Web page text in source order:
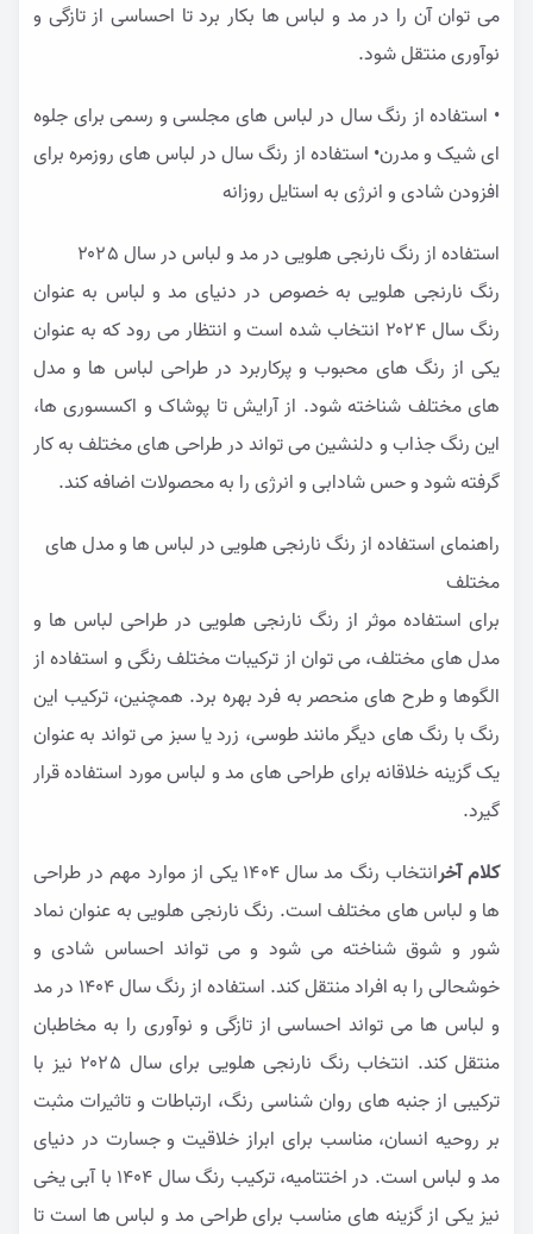
می توان آن را در مد و لباس ها بکار برد تا احساسی از تازگی و
نوآوری منتقل شود.
• استفاده از رنگ سال در لباس های مجلسی و رسمی برای جلوه
ای شیک و مدرن• استفاده از رنگ سال در لباس های روزمره برای
افزودن شادی و انرژی به استایل روزانه
استفاده از رنگ نارنجی هلویی در مد و لباس در سال ۲۰۲5
رنگ نارنجی هلویی به خصوص در دنیای مد و لباس به عنوان
رنگ سال ۲۰۲۴ انتخاب شده است و انتظار می رود که به عنوان
یکی از رنگ های محبوب و پرکاربرد در طراحی لباس ها و مدل
های مختلف شناخته شود. از آرایش تا پوشاک و اکسسوری ها،
این رنگ جذاب و دلنشین می تواند در طراحی های مختلف به کار
گرفته شود و حس شادابی و انرژی را به محصولات اضافه کند.
راهنمای استفاده از رنگ نارنجی هلویی در لباس ها و مدل های
مختلف
برای استفاده موثر از رنگ نارنجی هلویی در طراحی لباس ها و
مدل های مختلف، می توان از ترکیبات مختلف رنگی و استفاده از
الگوها و طرح های منحصر به فرد بهره برد. همچنین، ترکیب این
رنگ با رنگ های دیگر مانند طوسی، زرد یا سبز می تواند به عنوان
یک گزینه خلاقانه برای طراحی های مد و لباس مورد استفاده قرار
گیرد.
کلام آخر
انتخاب رنگ مد سال ۱۴04 یکی از موارد مهم در طراحی
ها و لباس های مختلف است. رنگ نارنجی هلویی به عنوان نماد
شور و شوق شناخته می شود و می تواند احساس شادی و
خوشحالی را به افراد منتقل کند. استفاده از رنگ سال ۱۴۰4 در مد
و لباس ها می تواند احساسی از تازگی و نوآوری را به مخاطبان
منتقل کند. انتخاب رنگ نارنجی هلویی برای سال ۲۰۲5 نیز با
ترکیبی از جنبه های روان شناسی رنگ، ارتباطات و تاثیرات مثبت
بر روحیه انسان، مناسب برای ابراز خلاقیت و جسارت در دنیای
مد و لباس است. در اختتامیه، ترکیب رنگ سال ۱۴۰4 با آبی یخی
نیز یکی از گزینه های مناسب برای طراحی مد و لباس ها است تا